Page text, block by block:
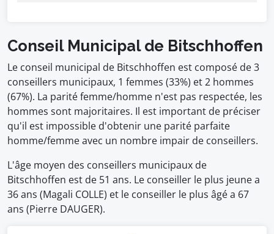
Conseil Municipal de Bitschhoffen
Le conseil municipal de Bitschhoffen est composé de 3
conseillers municipaux, 1 femmes (33%) et 2 hommes
(67%). La parité femme/homme n'est pas respectée, les
hommes sont majoritaires. Il est important de préciser
qu'il est impossible d'obtenir une parité parfaite
homme/femme avec un nombre impair de conseillers.
L'âge moyen des conseillers municipaux de
Bitschhoffen est de 51 ans. Le conseiller le plus jeune a
36 ans (Magali COLLE) et le conseiller le plus âgé a 67
ans (Pierre DAUGER).